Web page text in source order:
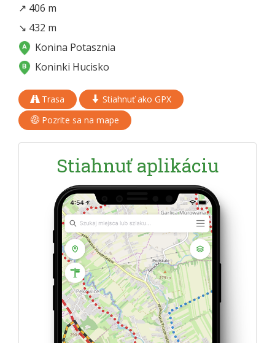
↗ 406 m
↘ 432 m
Konina Potasznia
Koninki Hucisko
Trasa
Stiahnuť ako GPX
Pozrite sa na mape
Stiahnuť aplikáciu